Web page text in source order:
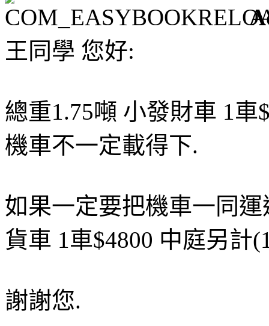
王同學 您好:
總重1.75噸 小發財車 1車
機車不一定載得下.
如果一定要把機車一同
貨車 1車$4800 中庭另計
謝謝您.